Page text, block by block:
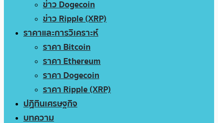
ข่าว Dogecoin
ข่าว Ripple (XRP)
ราคาและการวิเคราะห์
ราคา Bitcoin
ราคา Ethereum
ราคา Dogecoin
ราคา Ripple (XRP)
ปฏิทินเศรษฐกิจ
บทความ